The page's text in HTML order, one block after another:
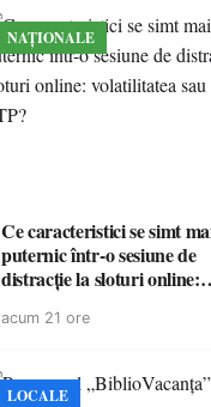
NAȚIONALE
Ce caracteristici se simt
puternic într-o sesiune de
distracție la sloturi online:
acum 21 ore
LOCALE